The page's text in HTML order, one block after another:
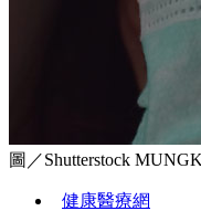
圖／Shutterstock
健康醫療網